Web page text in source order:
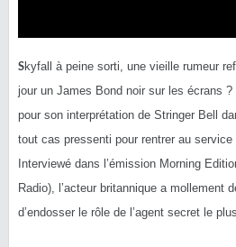
Skyfall à peine sorti, une vieille rumeur
jour un James Bond noir sur les écrans
pour son interprétation de Stringer Bell
tout cas pressenti pour rentrer au
Interviewé dans l’émission Morning
Radio), l’acteur britannique a mollement
d’endosser le rôle de l’agent secret le